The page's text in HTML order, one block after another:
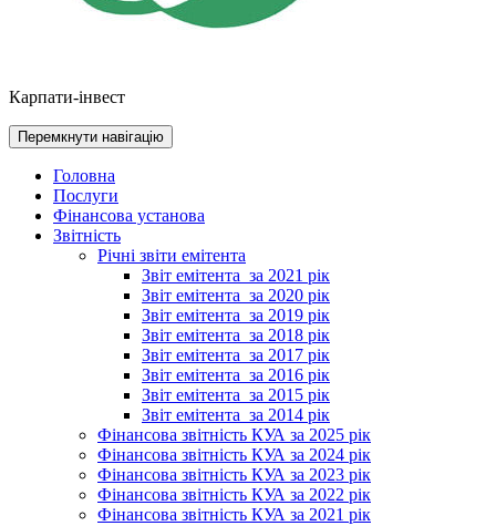
Карпати-інвест
Перемкнути навігацію
Головна
Послуги
Фінансова установа
Звітність
Річні звіти емітента
Звіт емітента_за 2021 рік
Звіт емітента_за 2020 рік
Звіт емітента_за 2019 рік
Звіт емітента_за 2018 рік
Звіт емітента_за 2017 рік
Звіт емітента_за 2016 рік
Звіт емітента_за 2015 рік
Звіт емітента_за 2014 рік
Фінансова звітність КУА за 2025 рік
Фінансова звітність КУА за 2024 рік
Фінансова звітність КУА за 2023 рік
Фінансова звітність КУА за 2022 рік
Фінансова звітність КУА за 2021 рік